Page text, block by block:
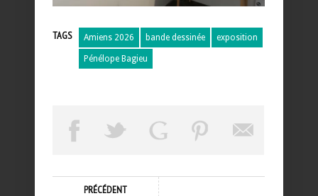
TAGS Amiens 2026 bande dessinée exposition
Pénélope Bagieu
PRÉCÉDENT